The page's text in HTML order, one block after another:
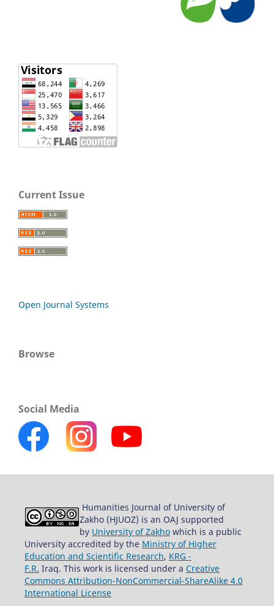
Current Issue
Open Journal Systems
Browse
Social Media
Humanities Journal of University of
Zakho (HJUOZ) is an OAJ supported
by University of Zakho which is a public
University accredited by the Ministry of Higher
Education and Scientific Research, KRG -
F.R. Iraq. This work is licensed under a Creative
Commons Attribution-NonCommercial-ShareAlike 4.0
International License